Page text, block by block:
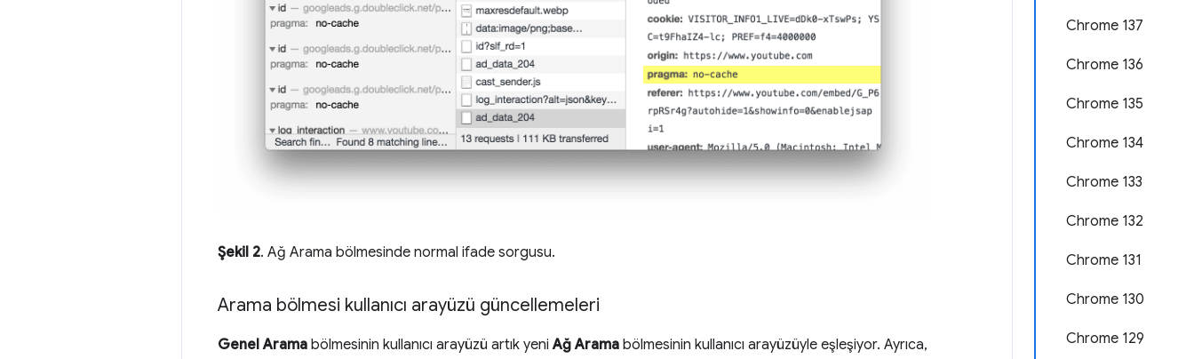
Chrome 137
Chrome 136
Chrome 135
Chrome 134
Chrome 133
Chrome 132
Chrome 131
Chrome 130
Chrome 129
Şekil 2. Ağ Arama bölmesinde normal ifade sorgusu.
Arama bölmesi kullanıcı arayüzü güncellemeleri
Genel Arama bölmesinin kullanıcı arayüzü artık yeniAğ Arama bölmesinin kullanıcı arayüzüyle eşleşiyor. Ayrıca,